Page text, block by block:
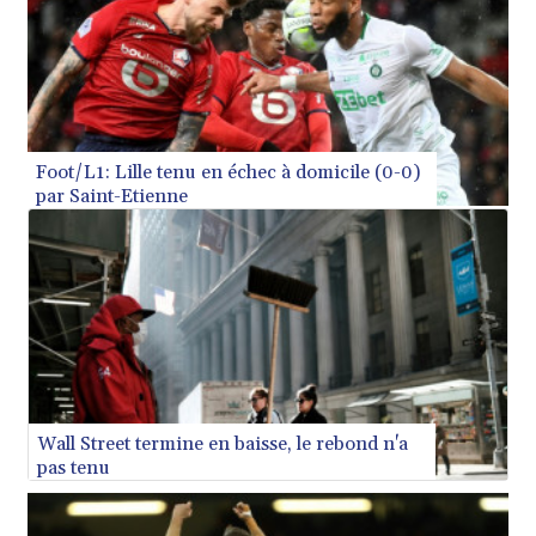
BIF 3450.039479
BMD 1.152209
BND 1.480174
BOB 13.962133
BRL 5.888365
BSD 1.154364
BTN 109.858653
BWP 15.612571
BYN 3.417782
BYR 22583.287906
BZD 2.321631
CAD 1.616319
CDF 2603.991686
CHF 0.936072
CLF 0.026726
CLP 1055.284416
CNY 7.776313
COP 3641.393866
CRC 525.120121
Foot/L1: Lille tenu en échec à domicile (0-0)
par Saint-Etienne
Wall Street termine en baisse, le rebond n'a